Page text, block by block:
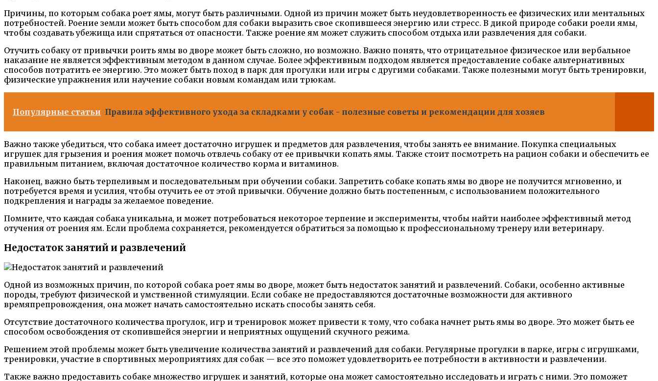
Причины, по которым собака роет ямы, могут быть различными. Одной из причин может быть неудовлетворенность ее физических или ментальных
потребностей. Роение земли может быть способом для собаки выразить свое скопившееся энергию или стресс. В дикой природе собаки роели ямы,
чтобы создавать убежища или спрятаться от опасности. Также роение ям может служить способом отдыха или развлечения для собаки.
Отучить собаку от привычки роить ямы во дворе может быть сложно, но возможно. Важно понять, что отрицательное физическое или вербальное
наказание не является эффективным методом в данном случае. Более эффективным подходом является предоставление собаке альтернативных
способов потратить ее энергию. Это может быть поход в парк для прогулки или игры с другими собаками. Также полезными могут быть тренировки,
физические упражнения или научение собаки новым командам или трюкам.
Популярные статьи Правила эффективного ухода за складками у собак - полезные советы и рекомендации для хозяев
Важно также убедиться, что собака имеет достаточно игрушек и предметов для развлечения, чтобы занять ее внимание. Покупка специальных
игрушек для грызения и роения может помочь отвлечь собаку от ее привычки копать ямы. Также стоит посмотреть на рацион собаки и обеспечить ее
правильным питанием, включая достаточное количество корма и витаминов.
Наконец, важно быть терпеливым и последовательным при обучении собаки. Запретить собаке копать ямы во дворе не получится мгновенно, и
потребуется время и усилия, чтобы отучить ее от этой привычки. Обучение должно быть постепенным, с использованием положительного
подкрепления и награды за желаемое поведение.
Помните, что каждая собака уникальна, и может потребоваться некоторое терпение и эксперименты, чтобы найти наиболее эффективный метод
отучения от роения ям. Если проблема сохраняется, рекомендуется обратиться за помощью к профессиональному тренеру или ветеринару.
Недостаток занятий и развлечений
Одной из возможных причин, по которой собака роет ямы во дворе, может быть недостаток занятий и развлечений. Собаки, особенно активные
породы, требуют физической и умственной стимуляции. Если собаке не предоставляются достаточные возможности для активного
времяпрепровождения, она может начать самостоятельно искать способы занять себя.
Отсутствие достаточного количества прогулок, игр и тренировок может привести к тому, что собака начнет рыть ямы во дворе. Это может быть ее
способом освобождения от скопившейся энергии и неприятных ощущений скучного режима.
Решением этой проблемы может быть увеличение количества занятий и развлечений для собаки. Регулярные прогулки в парке, игры с игрушками,
тренировки, участие в спортивных мероприятиях для собак — все это поможет удовлетворить ее потребности в активности и развлечении.
Также важно предоставить собаке множество игрушек и занятий, которые она может самостоятельно исследовать и играть с ними. Это поможет